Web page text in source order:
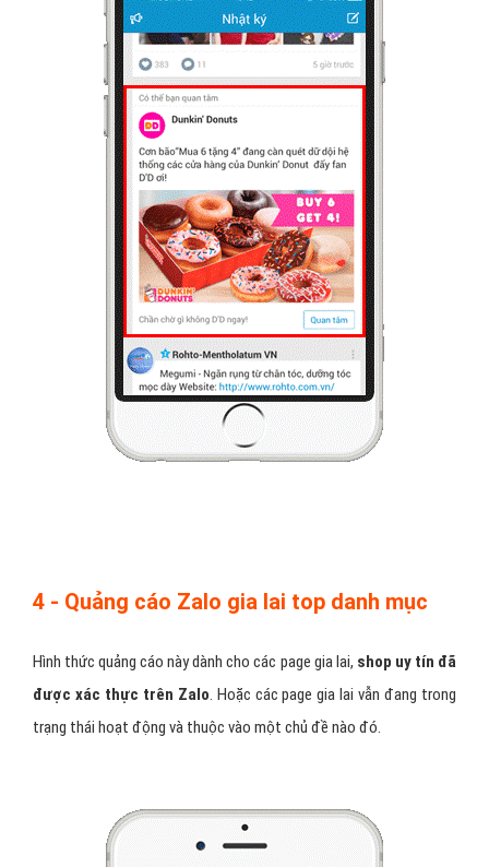
4 - Quảng cáo Zalo gia lai top danh mục
Hình thức quảng cáo này dành cho các page gia lai, shop uy tín đã
được xác thực trên Zalo . Hoặc các page gia lai vẫn đang trong
trạng thái hoạt động và thuộc vào một chủ đề nào đó.